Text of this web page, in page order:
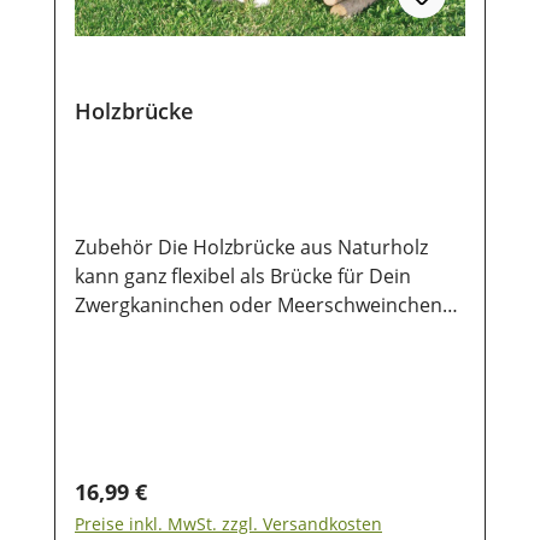
Holzbrücke
Zubehör Die Holzbrücke aus Naturholz
kann ganz flexibel als Brücke für Dein
Zwergkaninchen oder Meerschweinchen
Regulärer Preis:
16,99 €
Preise inkl. MwSt. zzgl. Versandkosten